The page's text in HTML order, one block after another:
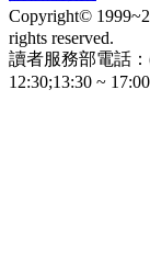
Copyright©
rights reserved.
讀者服務部電話
12:30;13:30 ~